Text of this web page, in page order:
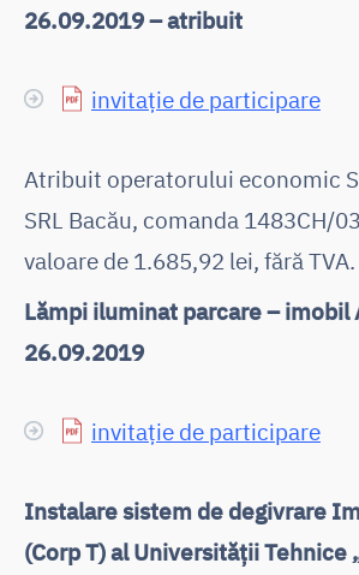
26.09.2019 – atribuit
invitație de participare
Atribuit operatorului economic
SRL Bacău, comanda 1483CH/
valoare de 1.685,92 lei, fără TVA.
Lămpi iluminat parcare – imobil
26.09.2019
invitație de participare
Instalare sistem de degivrare
(Corp T) al Universității Tehnice